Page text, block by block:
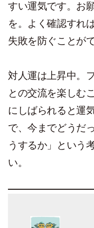
すい運気です。お
を。よく確認すれ
失敗を防ぐことが
対人運は上昇中。
との交流を楽しむ
にしばられると運
で、今までどうだ
うするか」という
い。